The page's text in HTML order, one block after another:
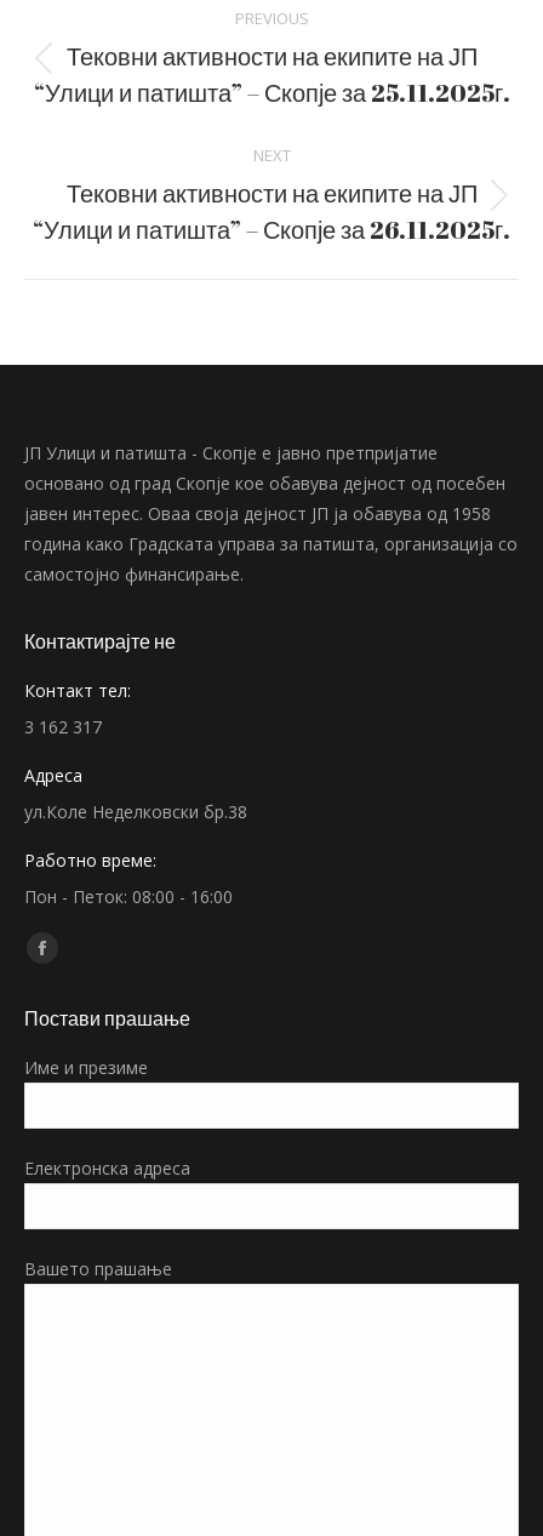
navigation
PREVIOUS
Previous
post:
Тековни активности на екипите на ЈП
“Улици и патишта” – Скопје за 25.11.2025г.
NEXT
Next
post:
Тековни активности на екипите на ЈП
“Улици и патишта” – Скопје за 26.11.2025г.
ЈП Улици и патишта - Скопје е јавно претпријатие
основано од град Скопје кое обавува дејност од посебен
јавен интерес. Оваа своја дејност ЈП ја обавува од 1958
година како Градската управа за патишта, организација со
самостојно финансирање.
Контактирајте не
Контакт тел:
3 162 317
Адреса
ул.Коле Неделковски бр.38
Работно време:
Пон - Петок: 08:00 - 16:00
Find us on:
Facebook
opens
new
Постави прашање
Име и презиме
Електронска адреса
Вашето прашање